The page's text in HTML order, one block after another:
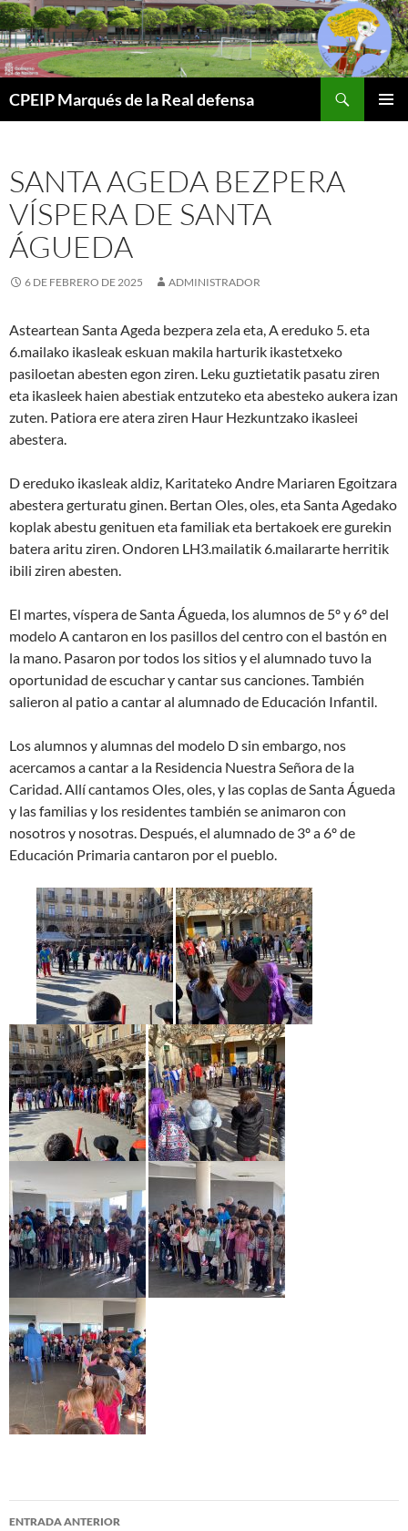
CPEIP Marqués de la Real defensa
SANTA AGEDA BEZPERA
VÍSPERA DE SANTA
ÁGUEDA
6 DE FEBRERO DE 2025 ADMINISTRADOR
Asteartean Santa Ageda bezpera zela eta, A ereduko 5. eta
6.mailako ikasleak eskuan makila harturik ikastetxeko
pasiloetan abesten egon ziren. Leku guztietatik pasatu ziren
eta ikasleek haien abestiak entzuteko eta abesteko aukera izan
zuten. Patiora ere atera ziren Haur Hezkuntzako ikasleei
abestera.
D ereduko ikasleak aldiz, Karitateko Andre Mariaren Egoitzara
abestera gerturatu ginen. Bertan Oles, oles, eta Santa Agedako
koplak abestu genituen eta familiak eta bertakoek ere gurekin
batera aritu ziren. Ondoren LH3.mailatik 6.mailararte herritik
ibili ziren abesten.
El martes, víspera de Santa Águeda, los alumnos de 5º y 6º del
modelo A cantaron en los pasillos del centro con el bastón en
la mano. Pasaron por todos los sitios y el alumnado tuvo la
oportunidad de escuchar y cantar sus canciones. También
salieron al patio a cantar al alumnado de Educación Infantil.
Los alumnos y alumnas del modelo D sin embargo, nos
acercamos a cantar a la Residencia Nuestra Señora de la
Caridad. Allí cantamos Oles, oles, y las coplas de Santa Águeda
y las familias y los residentes también se animaron con
nosotros y nosotras. Después, el alumnado de 3º a 6º de
Educación Primaria cantaron por el pueblo.
Navegación
ENTRADA ANTERIOR